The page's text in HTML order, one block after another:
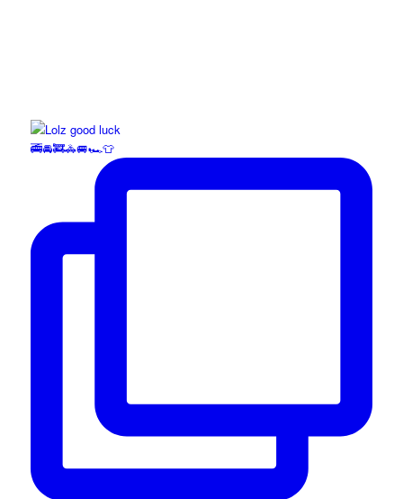
🚎🚘🚒🚓🚐🏎️👕